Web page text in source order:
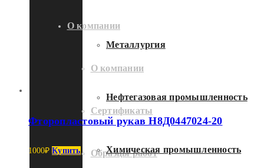
О компании
О компании
Сертификаты
Образцы работ
Металлургия
Нефтегазовая промышленность
Химическая промышленность
Фторопластовый рукав Н8Д0447024-20
1000₽ Купить